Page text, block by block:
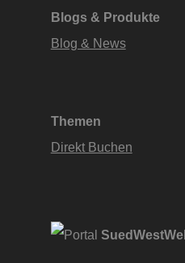
Blogs & Produkte
Blog & News
Themen
Direkt Buchen